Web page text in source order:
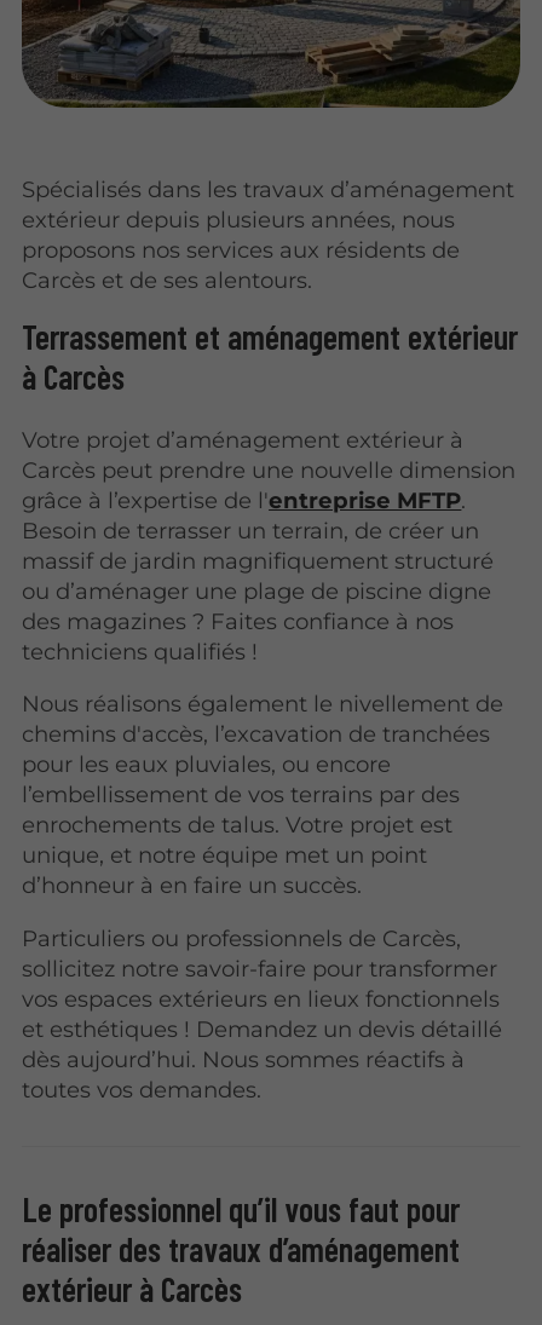
Spécialisés dans les travaux d’aménagement
extérieur depuis plusieurs années, nous
proposons nos services aux résidents de
Carcès et de ses alentours.
Terrassement et aménagement extérieur
à Carcès
Votre projet d’aménagement extérieur à
Carcès peut prendre une nouvelle dimension
grâce à l’expertise de l'entreprise MFTP.
Besoin de terrasser un terrain, de créer un
massif de jardin magnifiquement structuré
ou d’aménager une plage de piscine digne
des magazines ? Faites confiance à nos
techniciens qualifiés !
Nous réalisons également le nivellement de
chemins d'accès, l’excavation de tranchées
pour les eaux pluviales, ou encore
l’embellissement de vos terrains par des
enrochements de talus. Votre projet est
unique, et notre équipe met un point
d’honneur à en faire un succès.
Particuliers ou professionnels de Carcès,
sollicitez notre savoir-faire pour transformer
vos espaces extérieurs en lieux fonctionnels
et esthétiques ! Demandez un devis détaillé
dès aujourd’hui. Nous sommes réactifs à
toutes vos demandes.
Le professionnel qu’il vous faut pour
réaliser des travaux d’aménagement
extérieur à Carcès